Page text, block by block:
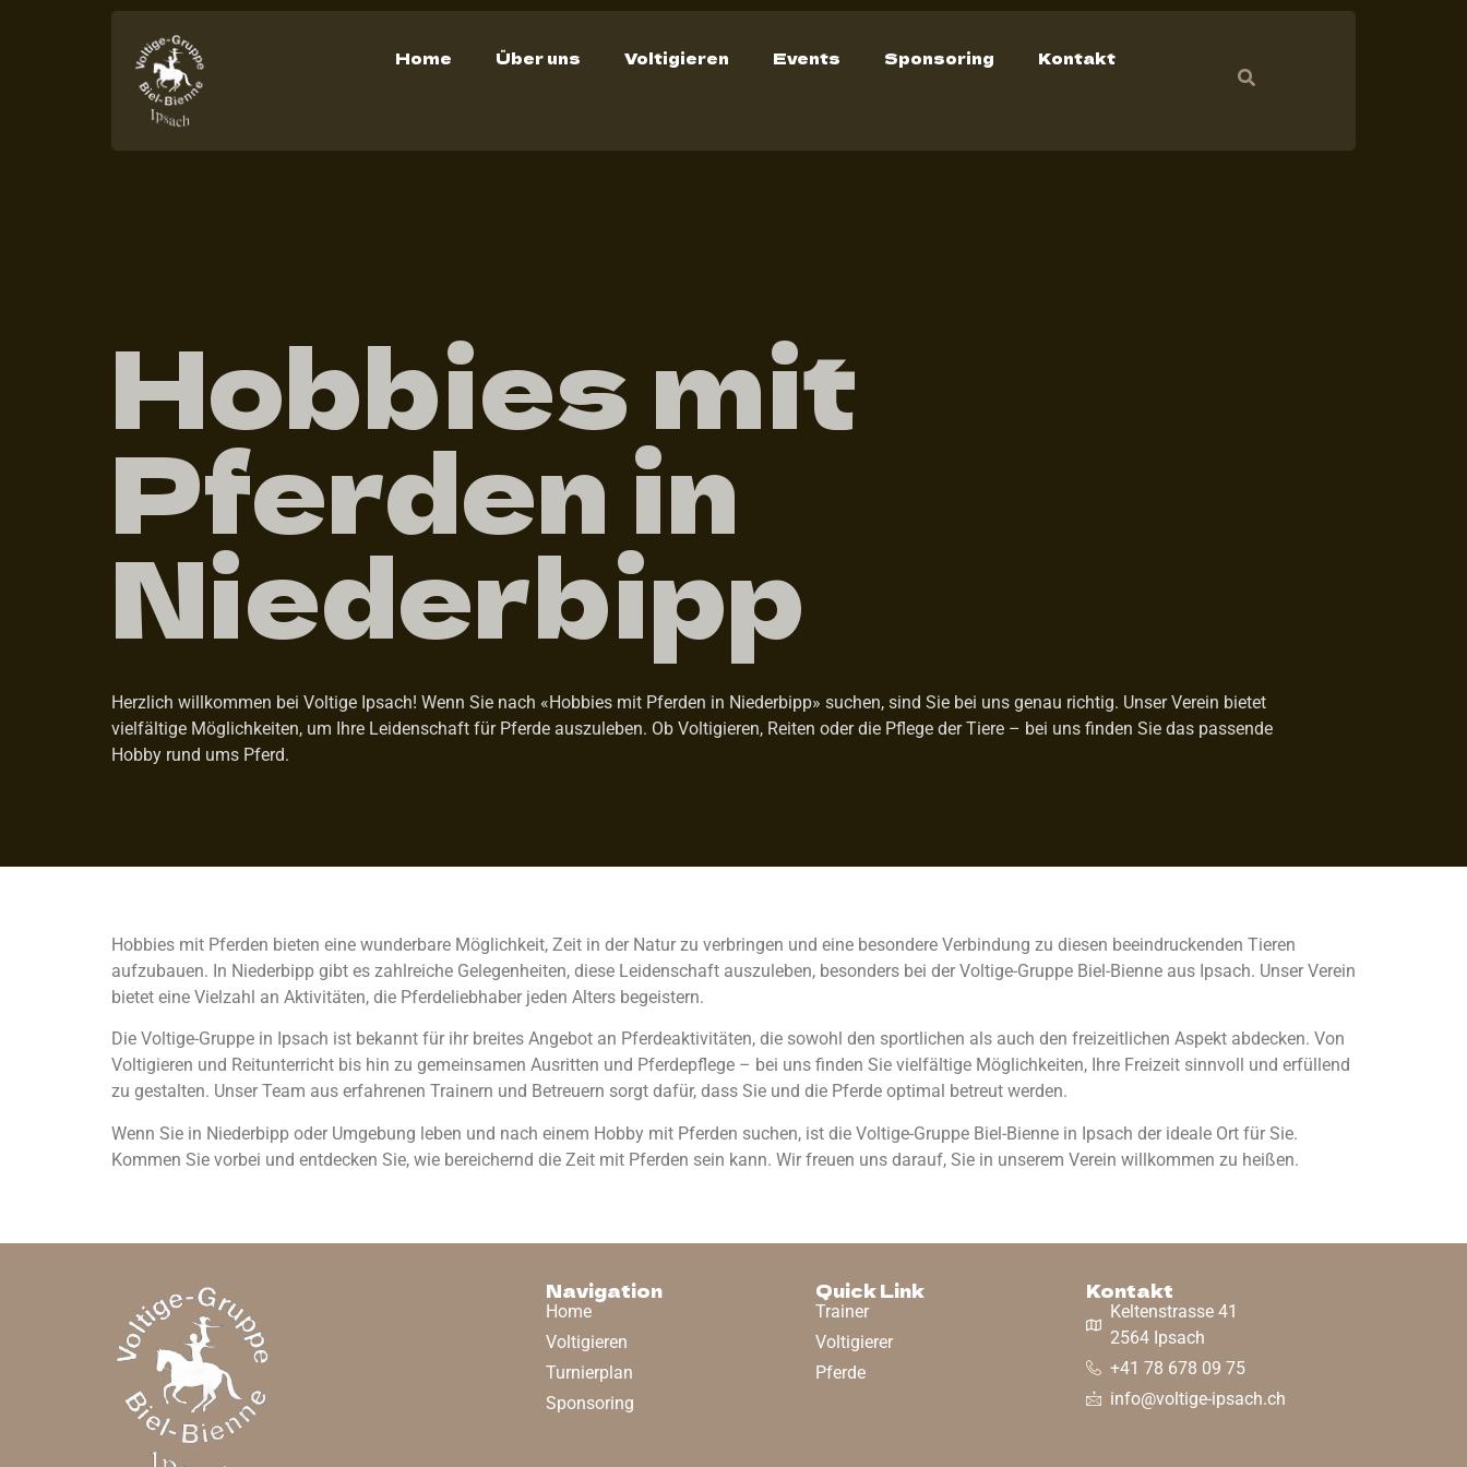
Home Über uns Voltigieren Events Sponsoring Kontakt
Hobbies mit
Pferden in
Niederbipp
Herzlich willkommen bei Voltige Ipsach! Wenn Sie nach «Hobbies mit Pferden in Niederbipp» suchen, sind Sie bei uns genau richtig. Unser Verein bietet
vielfältige Möglichkeiten, um Ihre Leidenschaft für Pferde auszuleben. Ob Voltigieren, Reiten oder die Pflege der Tiere – bei uns finden Sie das passende
Hobby rund ums Pferd.
Hobbies mit Pferden bieten eine wunderbare Möglichkeit, Zeit in der Natur zu verbringen und eine besondere Verbindung zu diesen beeindruckenden Tieren
aufzubauen. In Niederbipp gibt es zahlreiche Gelegenheiten, diese Leidenschaft auszuleben, besonders bei der Voltige-Gruppe Biel-Bienne aus Ipsach. Unser Verein
bietet eine Vielzahl an Aktivitäten, die Pferdeliebhaber jeden Alters begeistern.
Die Voltige-Gruppe in Ipsach ist bekannt für ihr breites Angebot an Pferdeaktivitäten, die sowohl den sportlichen als auch den freizeitlichen Aspekt abdecken. Von
Voltigieren und Reitunterricht bis hin zu gemeinsamen Ausritten und Pferdepflege – bei uns finden Sie vielfältige Möglichkeiten, Ihre Freizeit sinnvoll und erfüllend
zu gestalten. Unser Team aus erfahrenen Trainern und Betreuern sorgt dafür, dass Sie und die Pferde optimal betreut werden.
Wenn Sie in Niederbipp oder Umgebung leben und nach einem Hobby mit Pferden suchen, ist die Voltige-Gruppe Biel-Bienne in Ipsach der ideale Ort für Sie.
Kommen Sie vorbei und entdecken Sie, wie bereichernd die Zeit mit Pferden sein kann. Wir freuen uns darauf, Sie in unserem Verein willkommen zu heißen.
Navigation
Home
Voltigieren
Turnierplan
Sponsoring
Quick Link
Trainer
Voltigierer
Pferde
Kontakt
Keltenstrasse 41
2564 Ipsach
+41 78 678 09 75
info@voltige-ipsach.ch